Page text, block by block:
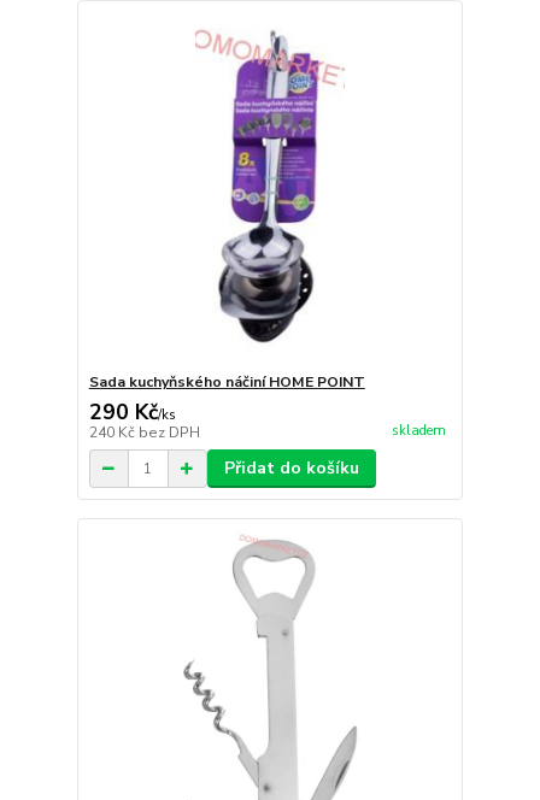
Sada kuchyňského náčiní HOME POINT
290 Kč/ks
240 Kč bez DPH skladem
Přidat do košíku